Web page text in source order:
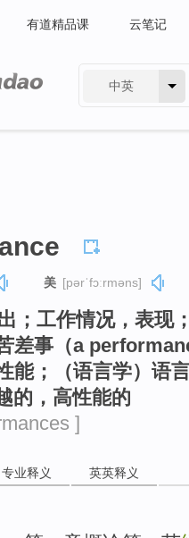
有道精品课 云笔记
中英
美 [pərˈfɔːrməns]
；工作情况，表现
差事（a
能；（语言学）语
的，高性能的
]
专业释义 英英释义